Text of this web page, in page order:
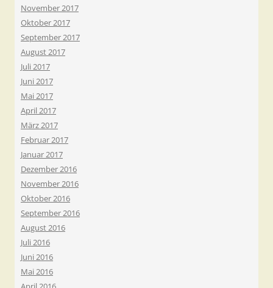
November 2017
Oktober 2017
September 2017
August 2017
Juli 2017
Juni 2017
Mai 2017
April 2017
März 2017
Februar 2017
Januar 2017
Dezember 2016
November 2016
Oktober 2016
September 2016
August 2016
Juli 2016
Juni 2016
Mai 2016